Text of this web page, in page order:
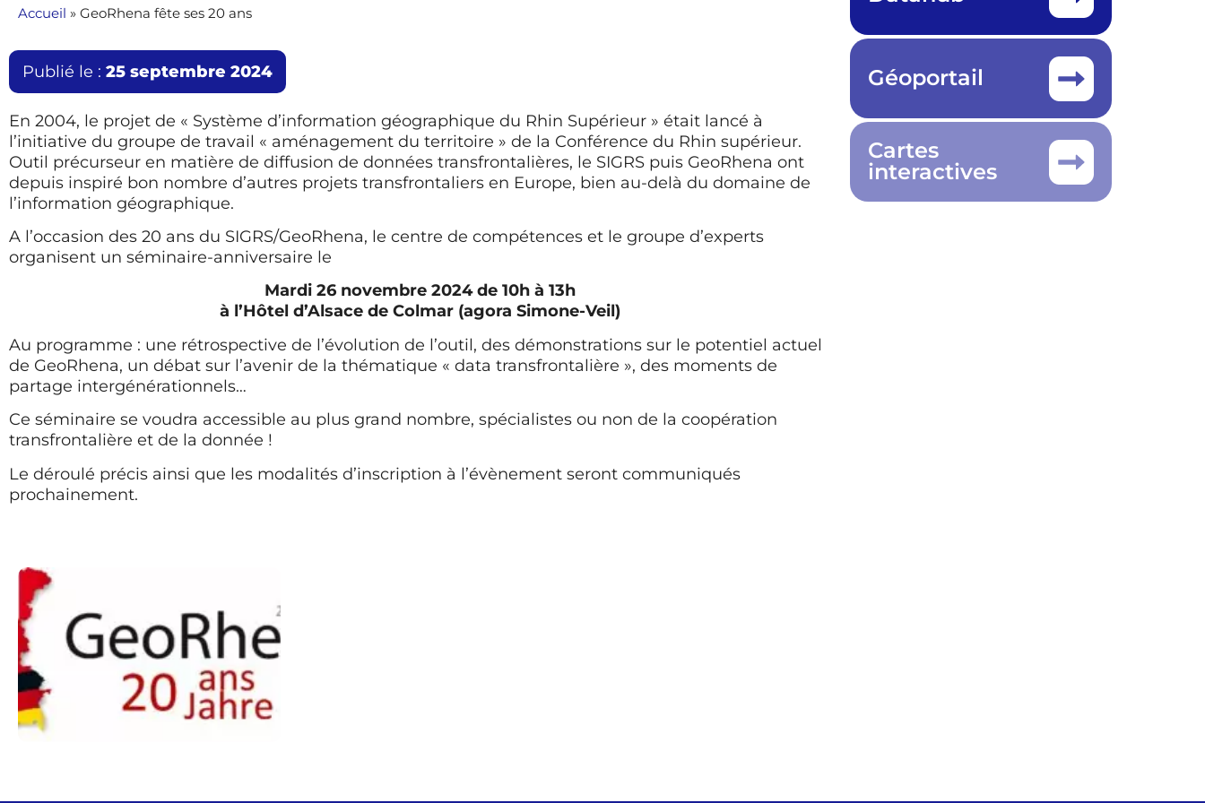
Accueil » GeoRhena fête ses 20 ans
Publié le : 25 septembre 2024
En 2004, le projet de « Système d’information géographique du Rhin Supérieur » était lancé à
l’initiative du groupe de travail « aménagement du territoire » de la Conférence du Rhin supérieur.
Outil précurseur en matière de diffusion de données transfrontalières, le SIGRS puis GeoRhena ont
depuis inspiré bon nombre d’autres projets transfrontaliers en Europe, bien au-delà du domaine de
l’information géographique.
A l’occasion des 20 ans du SIGRS/GeoRhena, le centre de compétences et le groupe d’experts
organisent un séminaire-anniversaire le
Mardi 26 novembre 2024 de 10h à 13h
à l’Hôtel d’Alsace de Colmar (agora Simone-Veil)
Au programme : une rétrospective de l’évolution de l’outil, des démonstrations sur le potentiel actuel
de GeoRhena, un débat sur l’avenir de la thématique « data transfrontalière », des moments de
partage intergénérationnels…
Ce séminaire se voudra accessible au plus grand nombre, spécialistes ou non de la coopération
transfrontalière et de la donnée !
Le déroulé précis ainsi que les modalités d’inscription à l’évènement seront communiqués
prochainement.
Géoportail
Cartes
interactives